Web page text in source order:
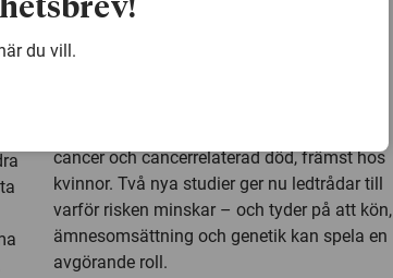
Ledtrådar till den lägre
cancerrisken efter viktkirurgi
cancer och cancerrelaterad död, främst hos
kvinnor. Två nya studier ger nu ledtrådar till
varför risken minskar – och tyder på att kön,
ämnesomsättning och genetik kan spela en
avgörande roll.
du vill.